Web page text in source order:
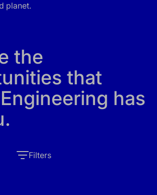
planet.
the
that
has
Filters